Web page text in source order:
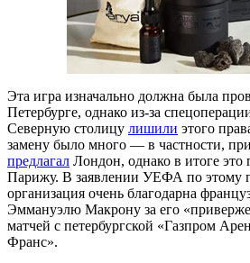
Эта игра изначально должна была
Петербурге, однако из-за
Северную столицу лишили этого
замену было много — в частности,
предлагал Лондон, однако в итоге это
Парижу. В заявлении УЕФА по этому
организация очень благодарна
Эммануэлю Макрону за его
матчей с петербургской «Газпром
Франс».